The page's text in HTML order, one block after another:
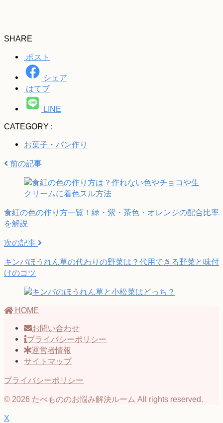
SHARE
ポスト
シェア
はてブ
LINE
CATEGORY :
お菓子・パン作り
前の記事
食紅の色の作り方一覧！緑・紫・茶色・オレンジの配合比率
を解説
次の記事
キンパほうれん草の代わりの野菜は？代用できる野菜と味付
けのコツ
HOME
お問い合わせ
プライバシーポリシー
運営者情報
サイトマップ
プライバシーポリシー
© 2026 たべもののお悩み解決ルーム All rights reserved.
X